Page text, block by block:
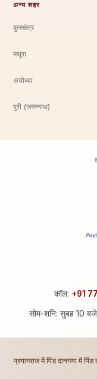
अन्य शहर
कुरुक्षेत्र
मथुरा
अयोध्या
पुरी (जगन्नाथ)
कॉल: +91
सोम-शनि: सुबह 10
प्रयागराज में पिंड दानगया में पिंड